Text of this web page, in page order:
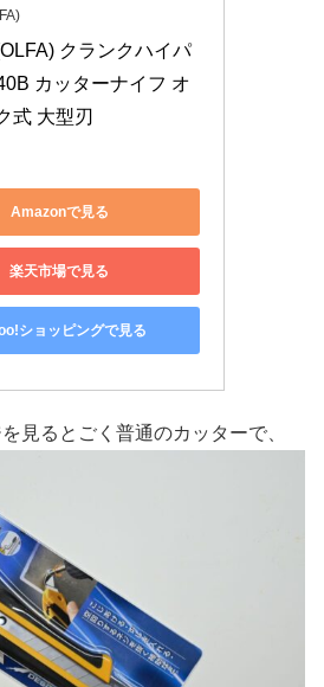
クランクハイパ
カッターナイフ オ
式 大型刃
Amazonで見る
楽天市場で見る
ショッピングで見る
見るとごく普通のカッターで、